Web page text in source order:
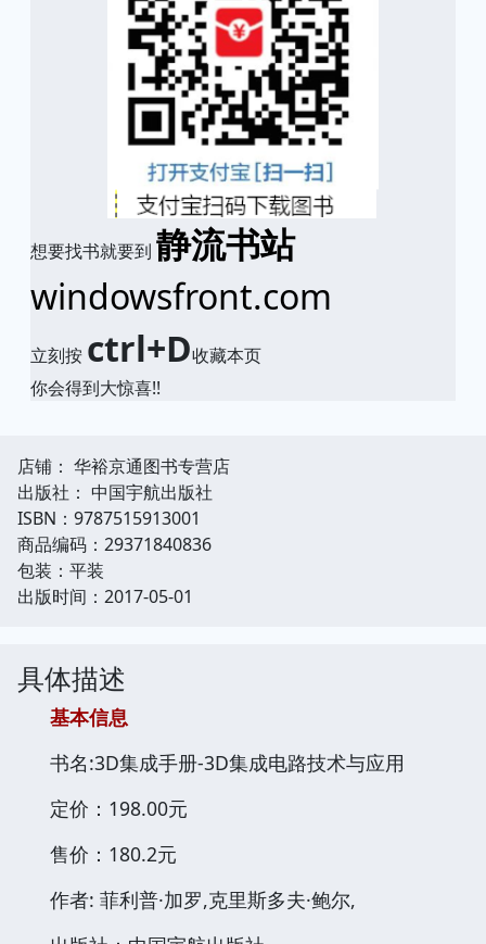
想要找书就要到 静流书站
windowsfront.com
立刻按 ctrl+D收藏本页
你会得到大惊喜!!
店铺： 华裕京通图书专营店
出版社： 中国宇航出版社
ISBN：9787515913001
商品编码：29371840836
包装：平装
出版时间：2017-05-01
具体描述
基本信息
书名:3D集成手册-3D集成电路技术与应用
定价：198.00元
售价：180.2元
作者: 菲利普·加罗,克里斯多夫·鲍尔,